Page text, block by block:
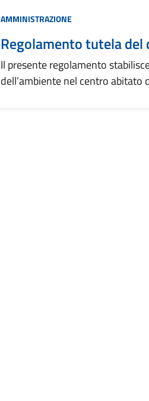
AMMINISTRAZIONE
Regolamento tutela del
Il presente regolamento
dell’ambiente nel centro abitato